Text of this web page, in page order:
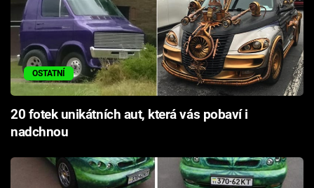
Přihlášení
Sledujte nás
OSTATNÍ
20 fotek unikátních aut, která vás pobaví i
nadchnou